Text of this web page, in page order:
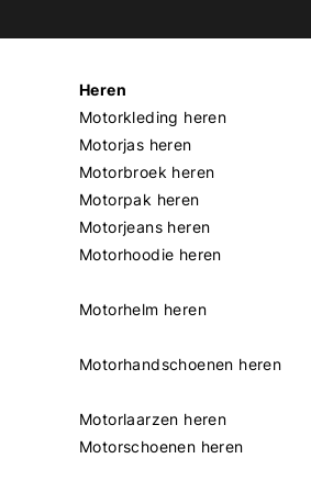
Heren
Motorkleding heren
Motorjas heren
Motorbroek heren
Motorpak heren
Motorjeans heren
Motorhoodie heren
Motorhelm heren
Motorhandschoenen heren
Motorlaarzen heren
Motorschoenen heren